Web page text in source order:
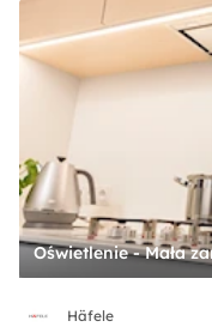
Häfele